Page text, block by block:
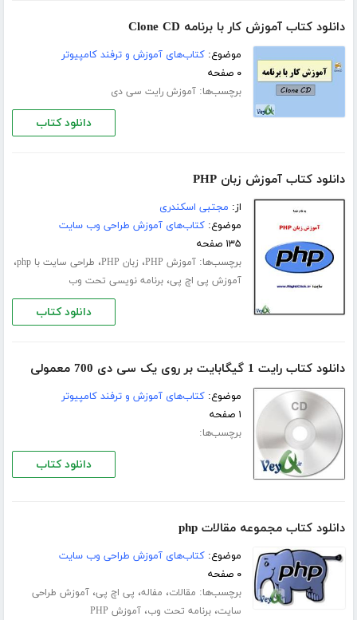
دانلود کتاب آموزش کار با برنامه Clone CD
موضوع:کتاب‌های آموزش و ترفند کامپیوتر
۰ صفحه
برچسب‌ها:آموزش رایت سی دی
دانلود کتاب
دانلود کتاب آموزش زبان PHP
از: مجتبی اسکندری
موضوع:کتاب‌های آموزش طراحی وب سایت
۱۳۵ صفحه
برچسب‌ها:آموزش PHP ، زبان PHP ، طراحی سایت با php ،
آموزش پی اچ پی،برنامه نویسی تحت وب
دانلود کتاب
دانلود کتاب رایت 1 گیگابایت بر روی یک سی دی 700 معمولی
موضوع:کتاب‌های آموزش و ترفند کامپیوتر
۱ صفحه
برچسب‌ها:
دانلود کتاب
دانلود کتاب مجموعه مقالات php
موضوع:کتاب‌های آموزش طراحی وب سایت
۰ صفحه
برچسب‌ها: مقالات، مفاله، پی اچ پی،آموزش طراحی
سایت،برنامه تحت وب،آموزش PHP